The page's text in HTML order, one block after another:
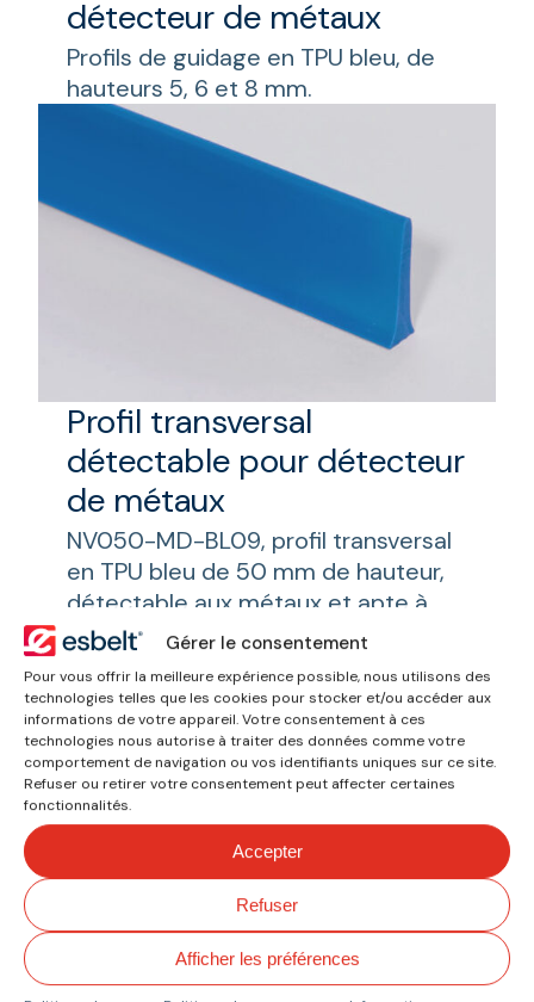
Gérer le consentement
Pour vous offrir la meilleure expérience possible, nous utilisons des
technologies telles que les cookies pour stocker et/ou accéder aux
informations de votre appareil. Votre consentement à ces
technologies nous autorise à traiter des données comme votre
comportement de navigation ou vos identifiants uniques sur ce site.
Refuser ou retirer votre consentement peut affecter certaines
fonctionnalités.
Accepter
Refuser
Afficher les préférences
détecteur de métaux
Profils de guidage en TPU bleu, de
hauteurs 5, 6 et 8 mm.
Profil transversal
détectable pour détecteur
de métaux
NV050-MD-BL09, profil transversal
en TPU bleu de 50 mm de hauteur,
détectable aux métaux et apte à
être soudé sur le revêtement
supérieur de la bande détectable
aux métaux NP09UFMT-MD-BL09.